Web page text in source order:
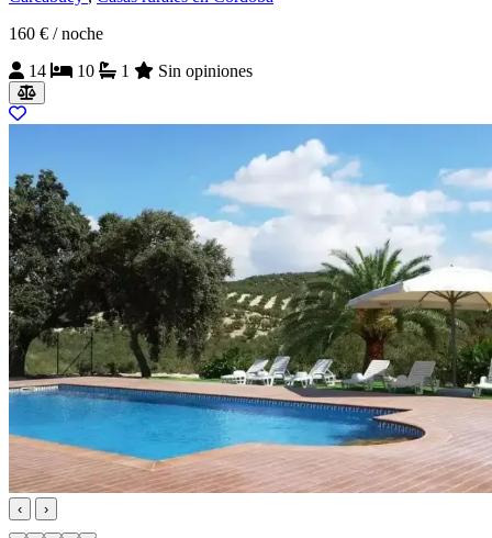
160 € / noche
14
10 1 Sin opiniones
‹ ›